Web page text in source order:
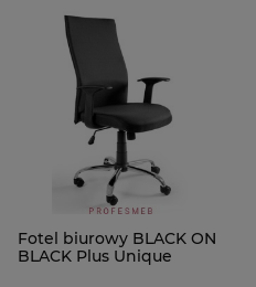
Fotel biurowy BLACK ON
BLACK Plus Unique